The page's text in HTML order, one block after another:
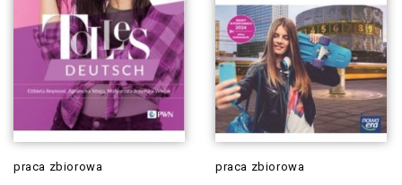
praca zbiorowa praca zbiorowa